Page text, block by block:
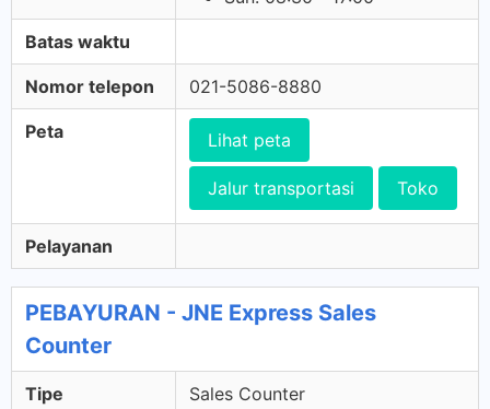
Batas waktu
Nomor telepon 021-5086-8880
Peta Lihat peta
Jalur transportasi Toko
Pelayanan
PEBAYURAN - JNE Express Sales
Counter
Tipe Sales Counter